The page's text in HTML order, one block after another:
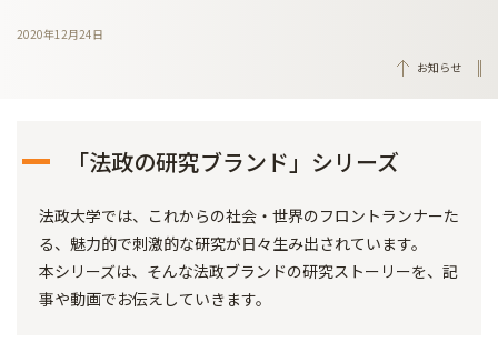
2020年12月24日
お知らせ
「法政の研究ブランド」シリーズ
法政大学では、これからの社会・世界のフロントランナーた
る、魅力的で刺激的な研究が日々生み出されています。
本シリーズは、そんな法政ブランドの研究ストーリーを、記
事や動画でお伝えしていきます。